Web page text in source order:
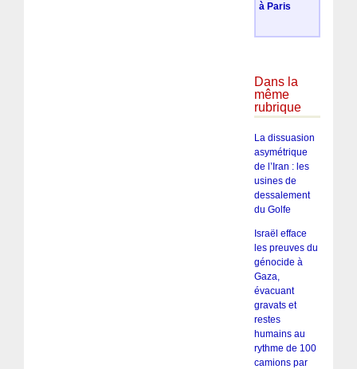
à Paris
Dans la
même
rubrique
La dissuasion
asymétrique
de l’Iran : les
usines de
dessalement
du Golfe
Israël efface
les preuves du
génocide à
Gaza,
évacuant
gravats et
restes
humains au
rythme de 100
camions par